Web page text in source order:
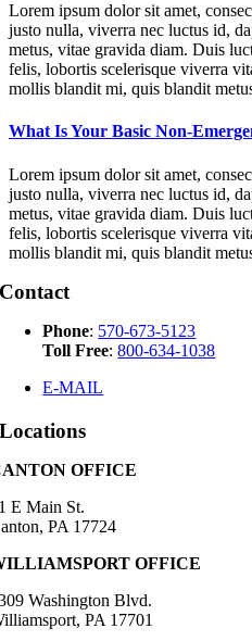
Lorem ipsum dolor sit amet,
justo nulla, viverra nec luctus id,
metus, vitae gravida diam. Duis
felis, lobortis scelerisque viverra
mollis blandit mi, quis blandit
What Is Your Basic Non-
Lorem ipsum dolor sit amet,
justo nulla, viverra nec luctus id,
metus, vitae gravida diam. Duis
felis, lobortis scelerisque viverra
mollis blandit mi, quis blandit
Contact
Phone: 570-673-5123
Toll Free:800-634-1038
E-MAIL
Locations
OFFICE
E Main St.
PA 17724
OFFICE
Washington Blvd.
PA 17701